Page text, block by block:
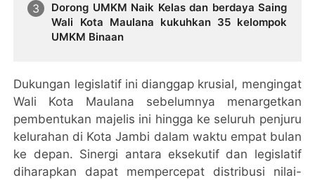
Dorong UMKM Naik Kelas dan berdaya Saing
Wali Kota Maulana kukuhkan 35 kelompok
UMKM Binaan
​Dukungan legislatif ini dianggap krusial, mengingat
Wali Kota Maulana sebelumnya menargetkan
pembentukan majelis ini hingga ke seluruh penjuru
kelurahan di Kota Jambi dalam waktu empat bulan
ke depan. Sinergi antara eksekutif dan legislatif
diharapkan dapat mempercepat distribusi nilai-